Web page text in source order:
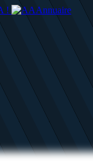
!